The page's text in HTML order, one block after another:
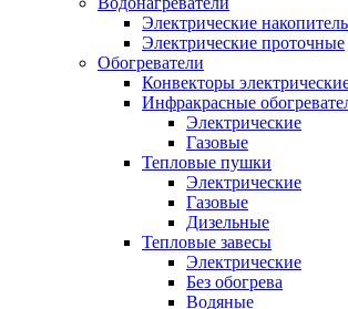
Электрические
Электрические проточные
Обогреватели
Конвекторы
Инфракрасные
Электрические
Газовые
Тепловые пушки
Электрические
Газовые
Дизельные
Тепловые завесы
Электрические
Без обогрева
Водяные